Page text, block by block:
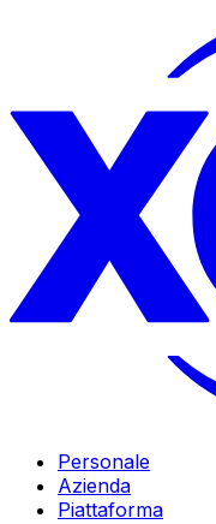
Personale
Azienda
Piattaforma